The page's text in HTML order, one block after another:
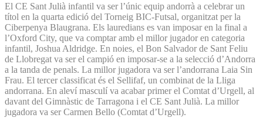
El CE Sant Julià infantil va ser l’únic equip andorrà a celebrar un
títol en la quarta edició del Torneig BIC-Futsal, organitzat per la
Ciberpenya Blaugrana. Els lauredians es van imposar en la final a
l’Oxford City, que va comptar amb el millor jugador en categoria
infantil, Joshua Aldridge. En noies, el Bon Salvador de Sant Feliu
de Llobregat va ser el campió en imposar-se a la selecció d’Andorra
a la tanda de penals. La millor jugadora va ser l’andorrana Laia Sin
Frau. El tercer classificat és el Sellifaf, un combinat de la Lliga
andorrana. En aleví masculí va acabar primer el Comtat d’Urgell, al
davant del Gimnàstic de Tarragona i el CE Sant Julià. La millor
jugadora va ser Carmen Bello (Comtat d’Urgell).